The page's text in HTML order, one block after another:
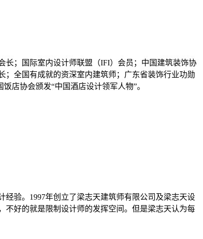
长；国际室内设计师联盟（IFI）会员；中国建筑装饰协
全国有成就的资深室内建筑师；广东省装饰行业功勋
店协会颁发“中国酒店设计领军人物”。
经验。1997年创立了梁志天建筑师有限公司及梁志天设
不好的就是限制设计师的发挥空间。但是梁志天认为每